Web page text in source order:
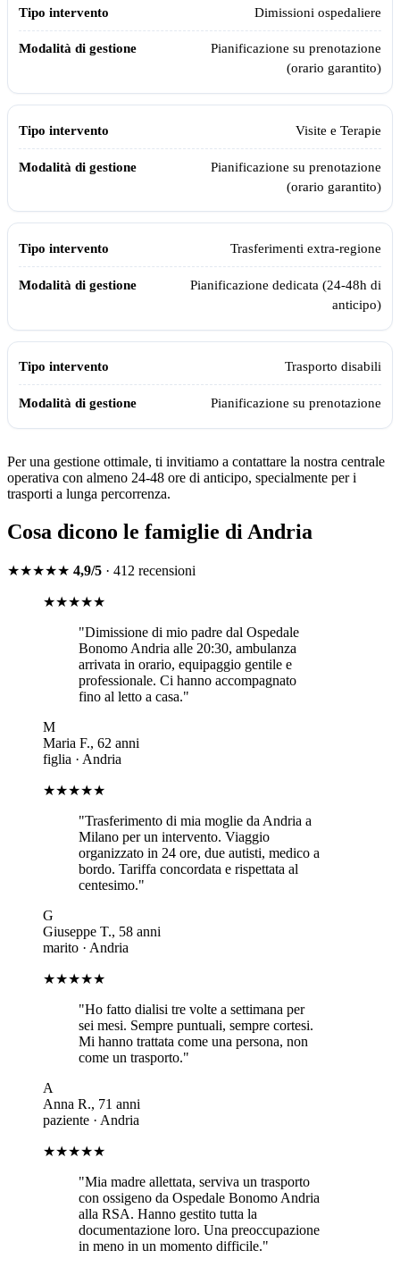
Tipo intervento
Dimissioni ospedaliere
Pianificazione su prenotazione
(orario garantito)
Visite e Terapie
Pianificazione su prenotazione
(orario garantito)
Trasferimenti extra-regione
Pianificazione dedicata (24-48h di
anticipo)
Trasporto disabili
Pianificazione su prenotazione
Per una gestione ottimale, ti invitiamo a contattare la nostra centrale
operativa con almeno 24-48 ore di anticipo, specialmente per i
trasporti a lunga percorrenza.
Cosa dicono le famiglie di Andria
★★★★★ 4,9/5 · 412 recensioni
★★★★★
"Dimissione di mio padre dal Ospedale
Bonomo Andria alle 20:30, ambulanza
arrivata in orario, equipaggio gentile e
professionale. Ci hanno accompagnato
fino al letto a casa."
M
Maria F., 62 anni
figlia · Andria
★★★★★
"Trasferimento di mia moglie da Andria a
Milano per un intervento. Viaggio
organizzato in 24 ore, due autisti, medico a
bordo. Tariffa concordata e rispettata al
centesimo."
G
Giuseppe T., 58 anni
marito · Andria
★★★★★
"Ho fatto dialisi tre volte a settimana per
sei mesi. Sempre puntuali, sempre cortesi.
Mi hanno trattata come una persona, non
come un trasporto."
A
Anna R., 71 anni
paziente · Andria
★★★★★
"Mia madre allettata, serviva un trasporto
con ossigeno da Ospedale Bonomo Andria
alla RSA. Hanno gestito tutta la
documentazione loro. Una preoccupazione
in meno in un momento difficile."